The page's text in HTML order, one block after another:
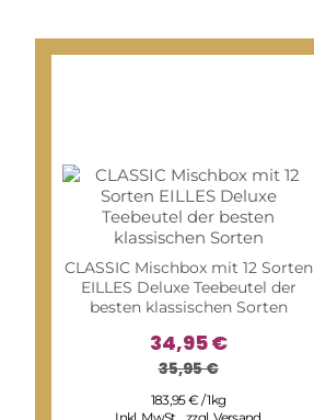
CLASSIC Mischbox mit 12 Sorten
EILLES Deluxe Teebeutel der
besten klassischen Sorten
34,95 €
35,95 €
183,95 € / 1kg